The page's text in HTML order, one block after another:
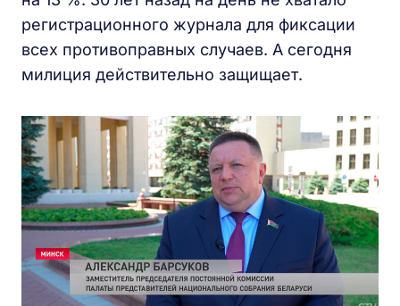
регистрационного журнала для фиксации
всех противоправных случаев. А сегодня
милиция действительно защищает.